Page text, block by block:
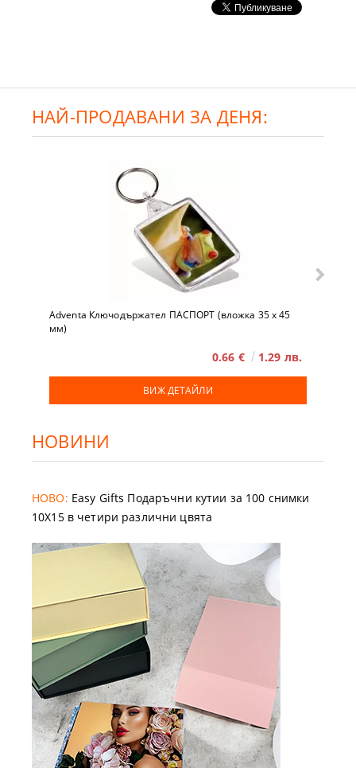
НАЙ-ПРОДАВАНИ ЗА ДЕНЯ:
Adventa Ключодържател ПАСПОРТ (вложка 35 x 45
мм)
0.66 € 1.29 лв.
ВИЖ ДЕТАЙЛИ
НОВИНИ
НОВО: Easy Gifts Подаръчни кутии за 100 снимки
10X15 в четири различни цвята